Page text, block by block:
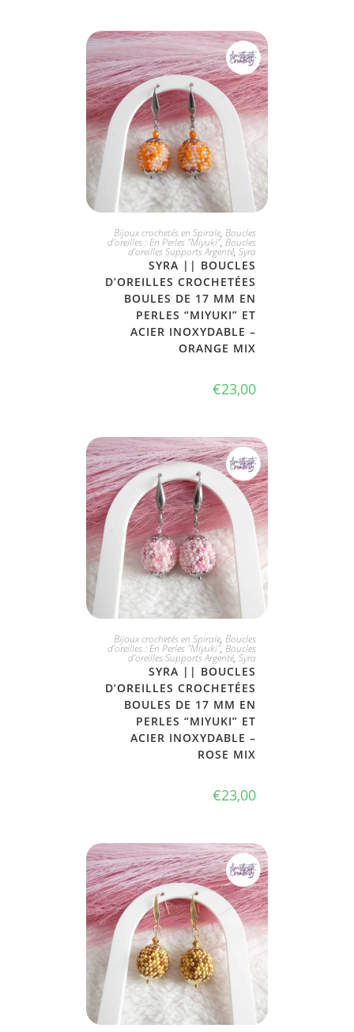
JE L'ADOPTE
Bijoux crochetés en Spirale, Boucles
d'oreilles : En Perles "Miyuki", Boucles
d'oreilles Supports Argenté, Syra
SYRA || BOUCLES
D’OREILLES CROCHETÉES
BOULES DE 17 MM EN
PERLES “MIYUKI” ET
ACIER INOXYDABLE –
ORANGE MIX
€23,00
JE L'ADOPTE
Bijoux crochetés en Spirale, Boucles
d'oreilles : En Perles "Miyuki", Boucles
d'oreilles Supports Argenté, Syra
SYRA || BOUCLES
D’OREILLES CROCHETÉES
BOULES DE 17 MM EN
PERLES “MIYUKI” ET
ACIER INOXYDABLE –
ROSE MIX
€23,00